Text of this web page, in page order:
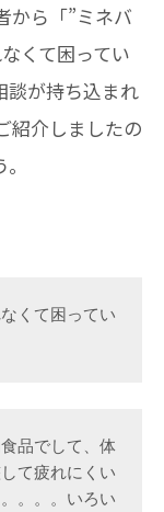
から「”ミネバ
くて困ってい
談が持ち込まれ
紹介しましたの
くて困ってい
品でして、体
て疲れにくい
。。。いろい